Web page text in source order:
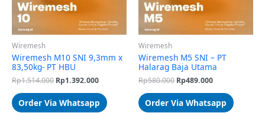
Wiremesh
Wiremesh M10 SNI 9,3mm x
83,50kg- PT HBU
Rp1.514.000 Rp1.392.000
Order Via Whatsapp
Wiremesh
Wiremesh M5 SNI – PT
Halarag Baja Utama
Rp580.000 Rp489.000
Order Via Whatsapp